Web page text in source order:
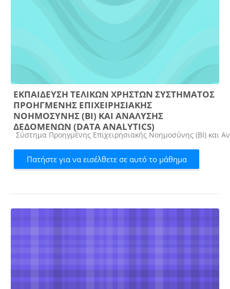
ΕΚΠΑΙΔΕΥΣΗ ΤΕΛΙΚΩΝ ΧΡΗΣΤΩΝ ΣΥΣΤΗΜΑΤΟΣ
ΠΡΟΗΓΜΕΝΗΣ ΕΠΙΧΕΙΡΗΣΙΑΚΗΣ
ΝΟΗΜΟΣΥΝΗΣ (ΒΙ) ΚΑΙ ΑΝΑΛΥΣΗΣ
ΔΕΔΟΜΕΝΩΝ (DATA ANALYTICS)
Κατηγορία μαθήματος
Σύστημα Προηγμένης Επιχειρησιακής Νοημοσύνης (ΒΙ) και
Πατήστε για να εισέλθετε σε αυτό το μάθημα